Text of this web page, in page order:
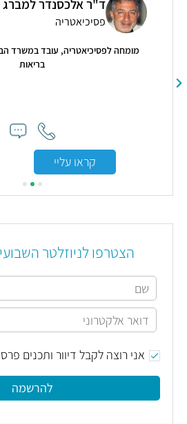
ד"ר אלכסנדר למברג
פסיכיאטריה
מומחה לפסיכיאטריה, עובד במשרד
בריאות
קראו עליי
הצטרפו לניוזלטר
אני רוצה לקבל דיוור ותכנים
להרשמה